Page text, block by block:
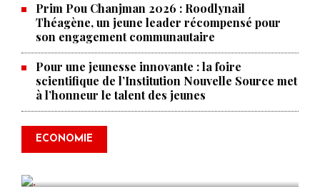
Prim Pou Chanjman 2026 : Roodlynail
Théagène, un jeune leader récompensé pour
son engagement communautaire
Pour une jeunesse innovante : la foire
scientifique de l’Institution Nouvelle Source met
à l’honneur le talent des jeunes
ECONOMIE
Produire le savoir pour
transformer Haïti : BRH lance la
2ᵉ édition de ses Journées
scientifiques